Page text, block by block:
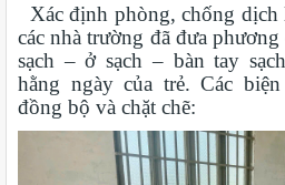
Xác định phòng, chống
các nhà trường đã đưa
sạch – ở sạch – bàn tay
hằng ngày của trẻ. Các
đồng bộ và chặt chẽ: